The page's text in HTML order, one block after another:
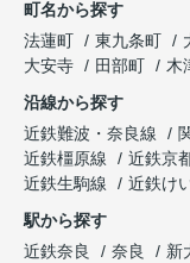
町名から探す
法蓮町
東九条町
大安寺
田部町 木
沿線から探す
近鉄難波・奈良線
近鉄橿原線
近鉄京
近鉄生駒線
近鉄け
駅から探す
近鉄奈良
奈良 新